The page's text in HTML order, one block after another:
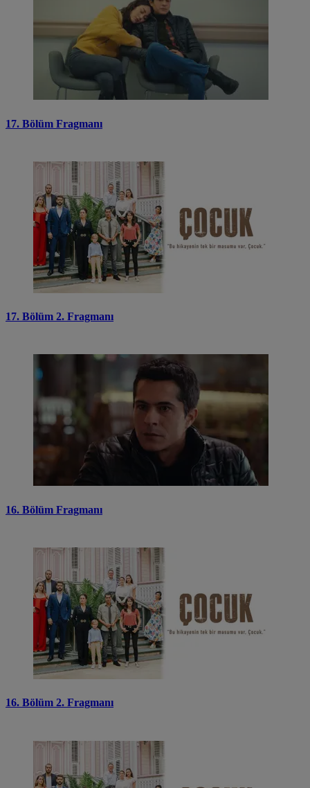
17. Bölüm Fragmanı
17. Bölüm 2. Fragmanı
16. Bölüm Fragmanı
16. Bölüm 2. Fragmanı